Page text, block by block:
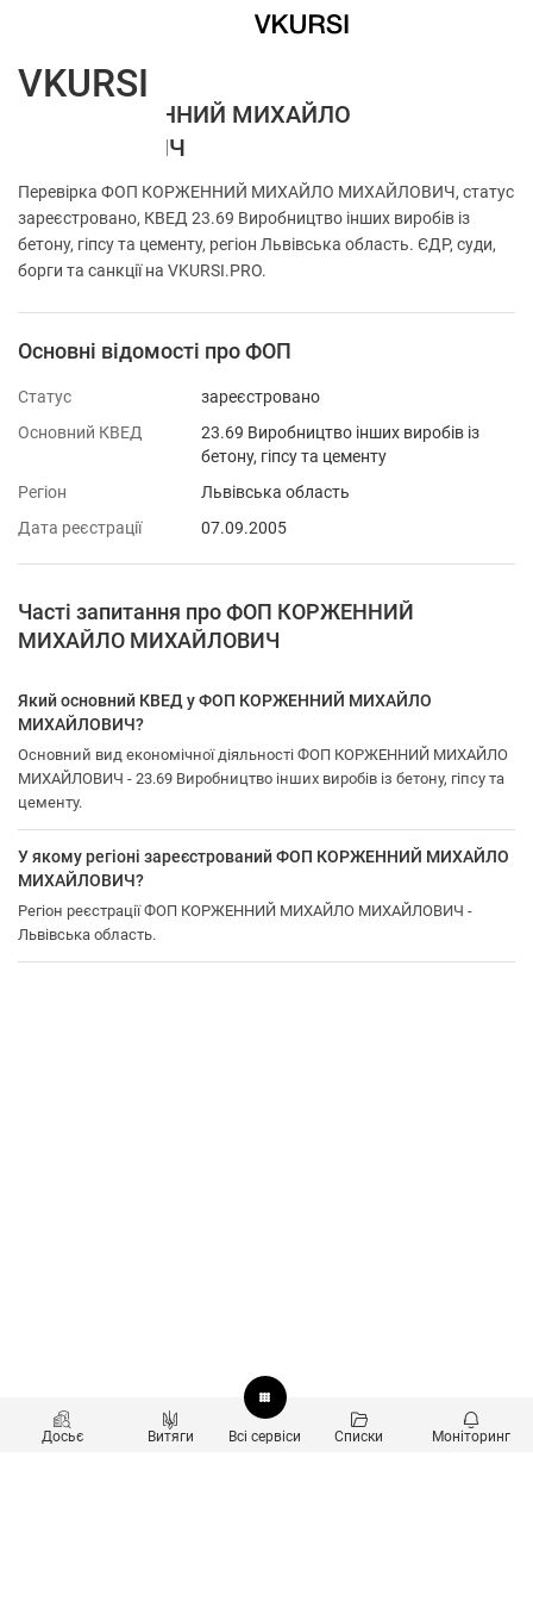
ФОП КОРЖЕННИЙ МИХАЙЛО
МИХАЙЛОВИЧ
Перевірка ФОП КОРЖЕННИЙ МИХАЙЛО МИХАЙЛОВИЧ, статус
зареєстровано, КВЕД 23.69 Виробництво інших виробів із
бетону, гіпсу та цементу, регіон Львівська область. ЄДР, суди,
борги та санкції на VKURSI.PRO.
Основні відомості про ФОП
Статус
зареєстровано
Основний КВЕД
23.69 Виробництво інших виробів із
бетону, гіпсу та цементу
Регіон
Львівська область
Дата реєстрації
07.09.2005
Часті запитання про ФОП КОРЖЕННИЙ
МИХАЙЛО МИХАЙЛОВИЧ
Який основний КВЕД у ФОП КОРЖЕННИЙ МИХАЙЛО
МИХАЙЛОВИЧ?
Основний вид економічної діяльності ФОП КОРЖЕННИЙ МИХАЙЛО
МИХАЙЛОВИЧ - 23.69 Виробництво інших виробів із бетону, гіпсу та
цементу.
У якому регіоні зареєстрований ФОП КОРЖЕННИЙ МИХАЙЛО
МИХАЙЛОВИЧ?
Регіон реєстрації ФОП КОРЖЕННИЙ МИХАЙЛО МИХАЙЛОВИЧ -
Львівська область.
Досьє Витяги Всі сервіси Списки Моніторинг
VKURSI